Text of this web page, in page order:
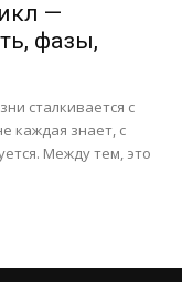
—
фазы,
сталкивается с
каждая знает, с
Между тем, это